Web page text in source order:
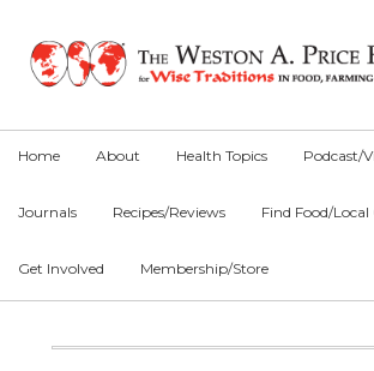
primary
main
primary
Home About Health Topics Podcast/
Journals Recipes/Reviews Find Food/
Get Involved Membership/Store
Main